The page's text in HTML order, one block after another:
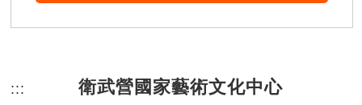
::: 頁尾網站資訊。
衛武營國家藝術文化中心